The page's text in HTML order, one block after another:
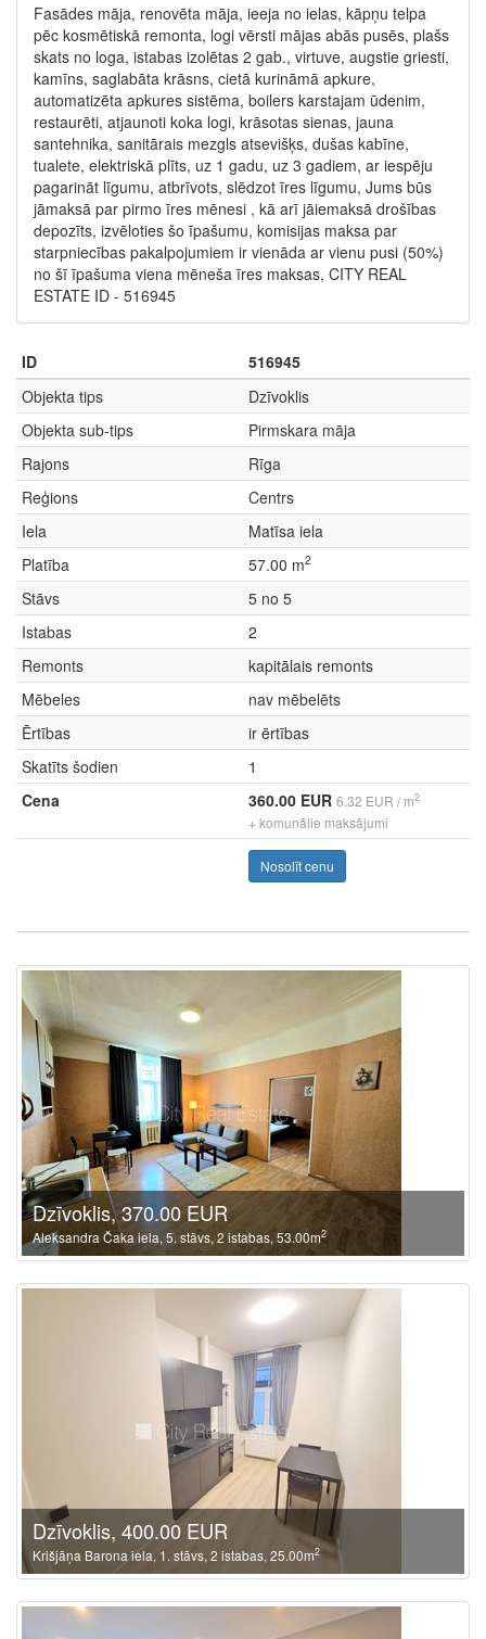
Fasādes māja, renovēta māja, ieeja no ielas, kāpņu telpa
pēc kosmētiskā remonta, logi vērsti mājas abās pusēs, plašs
skats no loga, istabas izolētas 2 gab., virtuve, augstie griesti,
kamīns, saglabāta krāsns, cietā kurināmā apkure,
automatizēta apkures sistēma, boilers karstajam ūdenim,
restaurēti, atjaunoti koka logi, krāsotas sienas, jauna
santehnika, sanitārais mezgls atsevišķs, dušas kabīne,
tualete, elektriskā plīts, uz 1 gadu, uz 3 gadiem, ar iespēju
pagarināt līgumu, atbrīvots, slēdzot īres līgumu, Jums būs
jāmaksā par pirmo īres mēnesi , kā arī jāiemaksā drošības
depozīts, izvēloties šo īpašumu, komisijas maksa par
starpniecības pakalpojumiem ir vienāda ar vienu pusi (50%)
no šī īpašuma viena mēneša īres maksas, CITY REAL
ESTATE ID - 516945
ID
516945
Objekta tips
Dzīvoklis
Objekta sub-tips
Pirmskara māja
Rajons
Rīga
Reģions
Centrs
Iela
Matīsa iela
Platība
57.00 m2
Stāvs
5 no 5
Istabas
2
Remonts
kapitālais remonts
Mēbeles
nav mēbelēts
Ērtības
ir ērtības
Skatīts šodien
1
Cena
360.00 EUR 6.32 EUR / m2
+ komunālie maksājumi
Nosolīt cenu
Dzīvoklis, 370.00 EUR
Aleksandra Čaka iela, 5. stāvs, 2 istabas, 53.00m2
Dzīvoklis, 400.00 EUR
Krišjāņa Barona iela, 1. stāvs, 2 istabas, 25.00m2